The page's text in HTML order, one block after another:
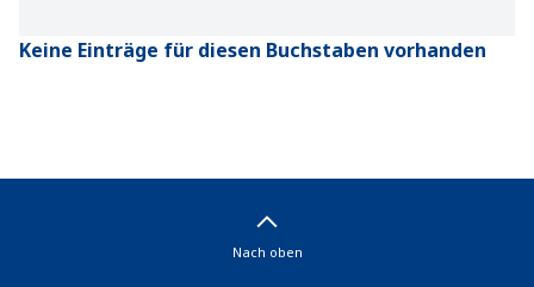
Keine Einträge für diesen Buchstaben vorhanden
Nach oben